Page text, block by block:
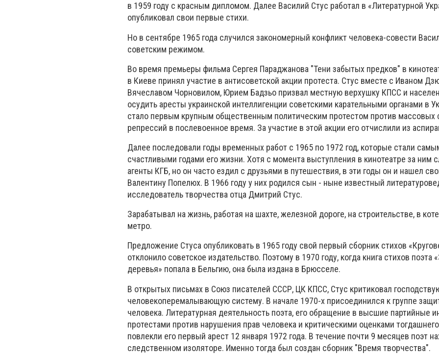
в 1959 году с красным дипломом. Далее Василий Стус работал в «Литературной
опубликовал свои первые стихи.
Но в сентябре 1965 года случился закономерный конфликт человека-совести
советским режимом.
Во время премьеры фильма Сергея Параджанова "Тени забытых предков" в
в Киеве принял участие в антисоветской акции протеста. Стус вместе с Иваном
Вячеславом Чорновилом, Юрием Бадзьо призвал местную верхушку КПСС и
осудить аресты украинской интеллигенции советскими карательными органами в
стало первым крупным общественным политическим протестом против массовых
репрессий в послевоенное время. За участие в этой акции его отчислили из
Далее последовали годы временных работ с 1965 по 1972 год, которые стали
счастливыми годами его жизни. Хотя с момента выступления в кинотеатре за ним
агенты КГБ, но он часто ездил с друзьями в путешествия, в эти годы он и нашел
Валентину Попелюх. В 1966 году у них родился сын - ныне известный
исследователь творчества отца Дмитрий Стус.
Зарабатывал на жизнь, работая на шахте, железной дороге, на строительстве, в
метро.
Предложение Стуса опубликовать в 1965 году свой первый сборник стихов
отклонило советское издательство. Поэтому в 1970 году, когда книга стихов поэта
деревья» попала в Бельгию, она была издана в Брюсселе.
В открытых письмах в Союз писателей СССР, ЦК КПСС, Стус критиковал
человекоперемалывающую систему. В начале 1970-х присоединился к группе
человека. Литературная деятельность поэта, его обращение в высшие партийные
протестами против нарушения прав человека и критическими оценками
повлекли его первый арест 12 января 1972 года. В течение почти 9 месяцев поэт
следственном изоляторе. Именно тогда был создан сборник "Время творчества".